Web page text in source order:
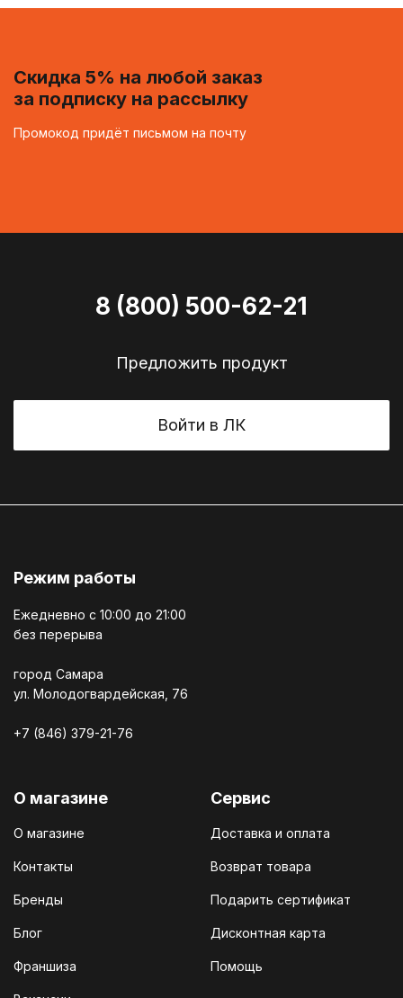
Скидка 5% на любой заказ
за подписку на рассылку
Промокод придёт письмом на почту
8 (800) 500-62-21
Предложить продукт
Войти в ЛК
Режим работы
Ежедневно c 10:00 до 21:00
без перерыва
город Самара
ул. Молодогвардейская, 76
+7 (846) 379-21-76
О магазине
О магазине
Контакты
Бренды
Блог
Франшиза
Сервис
Доставка и оплата
Возврат товара
Подарить сертификат
Дисконтная карта
Помощь